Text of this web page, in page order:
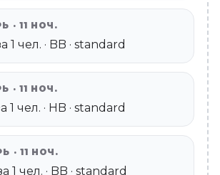
· 11 НОЧ.
1 чел. · BB · standard
· 11 НОЧ.
1 чел. · HB · standard
· 11 НОЧ.
1 чел. · BB · standard